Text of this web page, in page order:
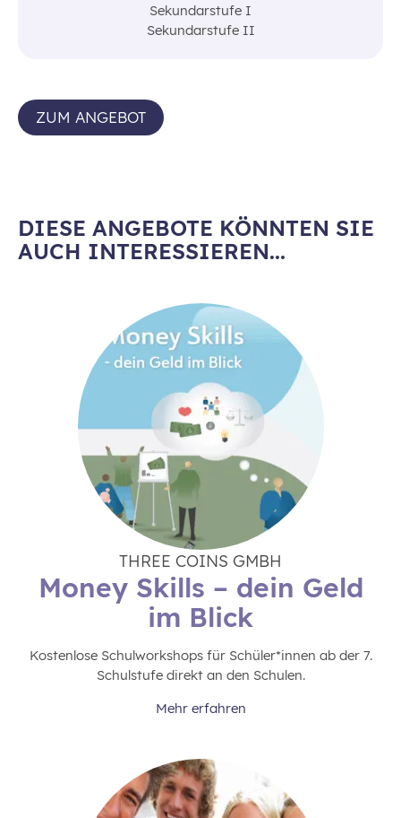
Sekundarstufe I
Sekundarstufe II
ZUM ANGEBOT
DIESE ANGEBOTE KÖNNTEN SIE
AUCH INTERESSIEREN...
THREE COINS GMBH
Money Skills – dein Geld
im Blick
Kostenlose Schulworkshops für Schüler*innen ab der 7.
Schulstufe direkt an den Schulen.
Mehr erfahren